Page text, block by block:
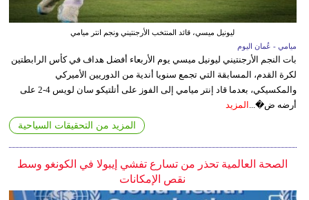
ليونيل ميسي، قائد المنتخب الأرجنتيني ونجم انتر ميامي
ميامي - عُمان اليوم
بات النجم الأرجنتيني ليونيل ميسي يوم الأربعاء أفضل هداف في كأس الرابطتين
لكرة القدم، المسابقة التي تجمع سنويا أندية من الدوريين الأميركي
والمكسيكي، بعدما قاد إنتر ميامي إلى الفوز على أتلتيكو سان لويس 4-2 على
أرضه ض�...
المزيد
المزيد من التحقيقات السياحية
الصحة العالمية تحذر من تسارع تفشي إيبولا في الكونغو وسط
نقص الإمكانات